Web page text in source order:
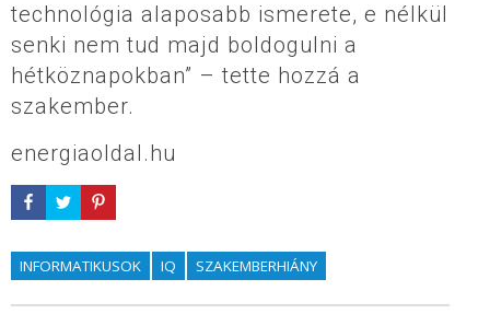
technológia alaposabb ismerete, e nélkül
senki nem tud majd boldogulni a
hétköznapokban” – tette hozzá a
szakember.
energiaoldal.hu
INFORMATIKUSOK IQ SZAKEMBERHIÁNY